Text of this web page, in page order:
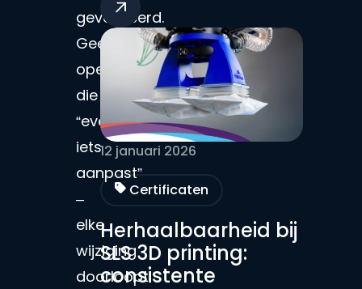
gevalideerd.
Geen
operator
die
“even
iets
aanpast”
–
elke
wijziging
doorloopt
Herhaalbaarheid bij
SLS 3D printing:
consistente
12 januari 2026
Certificaten